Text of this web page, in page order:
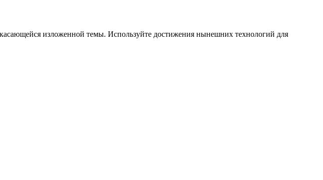
изложенной темы. Используйте достижения нынешних технологий для